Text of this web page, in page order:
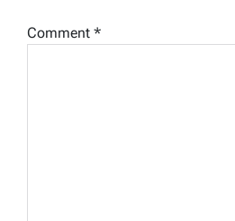
Comment *